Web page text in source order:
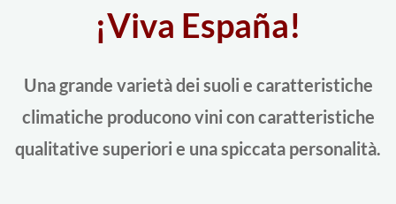
¡Viva España!
Una grande varietà dei suoli e caratteristiche
climatiche producono vini con caratteristiche
qualitative superiori e una spiccata personalità.